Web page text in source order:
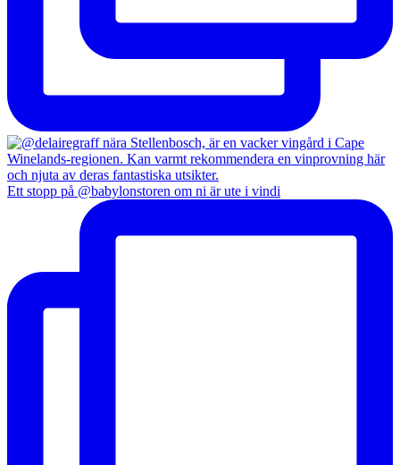
Ett stopp på @babylonstoren om ni är ute i vindi